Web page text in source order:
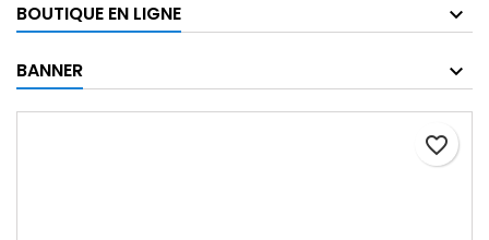
BOUTIQUE EN LIGNE
BANNER
favorite_border